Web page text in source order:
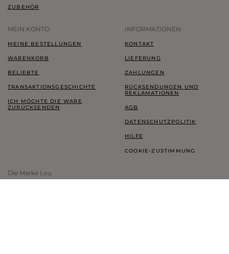
ZUBEHÖR
MEIN KONTO
MEINE BESTELLUNGEN
WARENKORB
BELIEBTE
TRANSAKTIONSGESCHICHTE
ICH MÖCHTE DIE WARE
ZURÜCKSENDEN
INFORMATIONEN
KONTAKT
LIEFERUNG
ZAHLUNGEN
RÜCKSENDUNGEN UND
REKLAMATIONEN
AGB
DATENSCHUTZPOLITIK
HILFE
COOKIE-ZUSTIMMUNG
Die Marke Lou